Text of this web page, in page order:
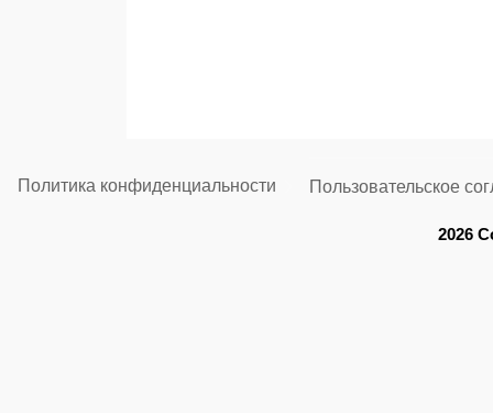
Политика конфиденциальности Пользовательское
2026